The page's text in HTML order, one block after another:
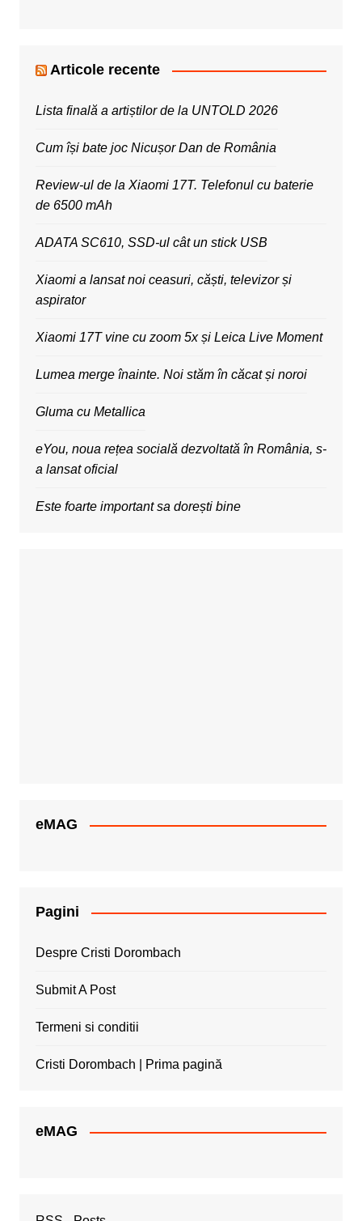
Articole recente
Lista finală a artiștilor de la UNTOLD 2026
Cum își bate joc Nicușor Dan de România
Review-ul de la Xiaomi 17T. Telefonul cu baterie
de 6500 mAh
ADATA SC610, SSD-ul cât un stick USB
Xiaomi a lansat noi ceasuri, căști, televizor și
aspirator
Xiaomi 17T vine cu zoom 5x și Leica Live Moment
Lumea merge înainte. Noi stăm în căcat și noroi
Gluma cu Metallica
eYou, noua rețea socială dezvoltată în România, s-
a lansat oficial
Este foarte important sa dorești bine
eMAG
Pagini
Despre Cristi Dorombach
Submit A Post
Termeni si conditii
Cristi Dorombach | Prima pagină
eMAG